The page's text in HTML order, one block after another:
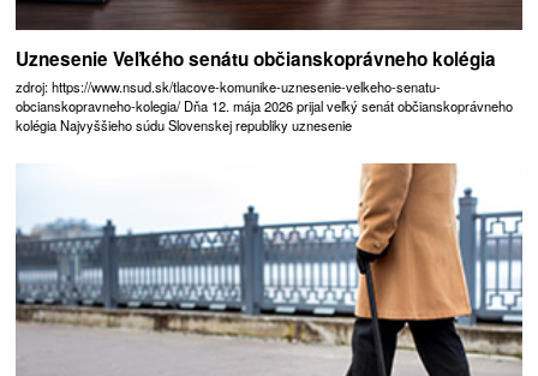
Uznesenie Veľkého senátu občianskoprávneho kolégia
zdroj: https://www.nsud.sk/tlacove-komunike-uznesenie-velkeho-senatu-
obcianskopravneho-kolegia/ Dňa 12. mája 2026 prijal veľký senát občianskoprávneho
kolégia Najvyššieho súdu Slovenskej republiky uznesenie